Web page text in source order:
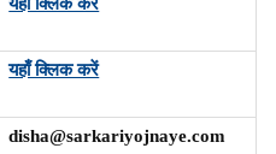
यहाँ क्लिक करें
disha@sarkariyojnaye.com